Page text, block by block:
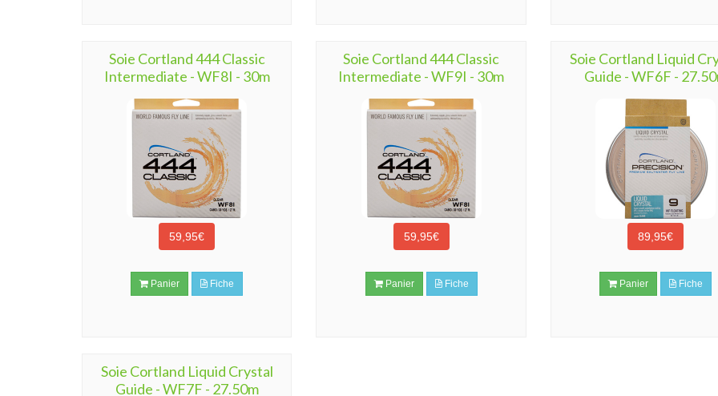
Soie Cortland 444 Classic
Intermediate - WF8I - 30m
59,95€
Panier Fiche
Soie Cortland 444 Classic
Intermediate - WF9I - 30m
59,95€
Panier Fiche
Soie Cortland Liquid
Guide - WF6F -
89,95€
Panier Fiche
Soie Cortland Liquid Crystal
Guide - WF7F - 27.50m